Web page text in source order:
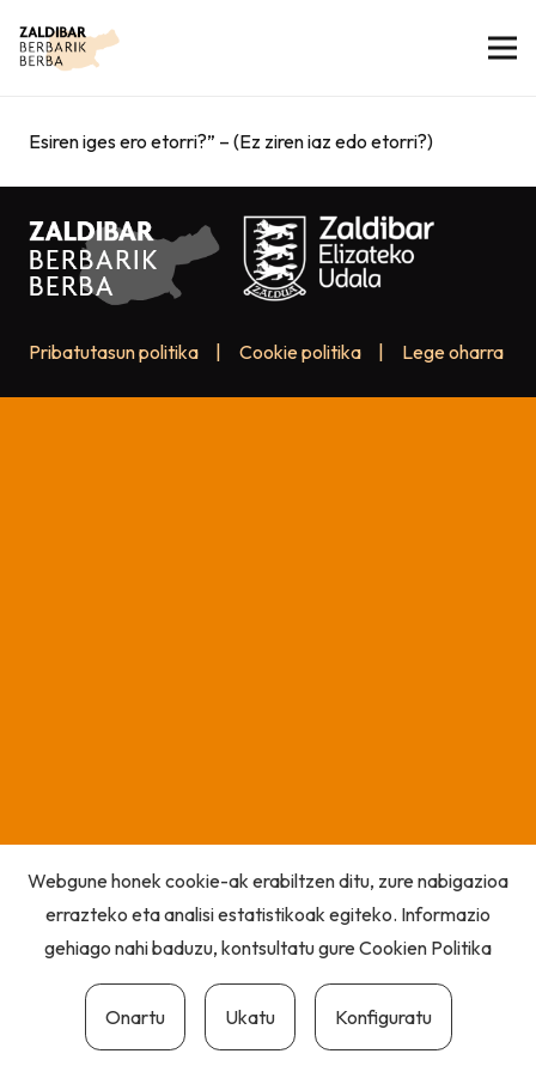
Esiren iges ero etorri?” – (Ez ziren iaz edo etorri?)
Pribatutasun politika Cookie politika Lege oharra
Webgune honek cookie-ak erabiltzen ditu, zure nabigazioa
errazteko eta analisi estatistikoak egiteko. Informazio
gehiago nahi baduzu, kontsultatu gureCookien Politika
Onartu Ukatu Konfiguratu